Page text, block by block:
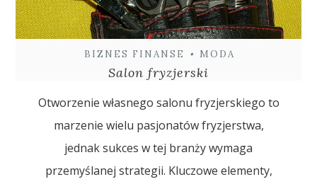
BIZNES FINANSE • MODA
Salon fryzjerski
Otworzenie własnego salonu fryzjerskiego to
marzenie wielu pasjonatów fryzjerstwa,
jednak sukces w tej branży wymaga
przemyślanej strategii. Kluczowe elementy,